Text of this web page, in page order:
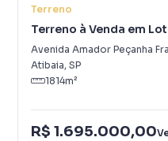
Terreno
Terreno à Venda em
Avenida Amador Peçanha
Atibaia, SP
1814m²
R$ 1.695.000,00